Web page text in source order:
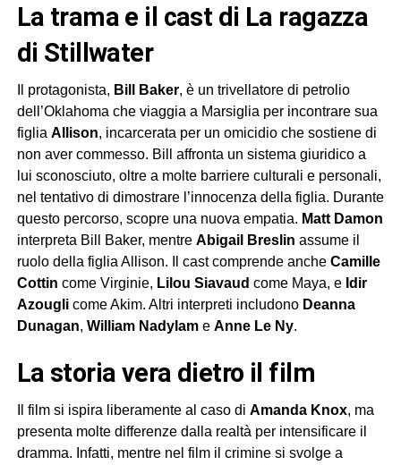
La trama e il cast di La ragazza
di Stillwater
Il protagonista, Bill Baker, è un trivellatore di petrolio
dell’Oklahoma che viaggia a Marsiglia per incontrare sua
figlia Allison, incarcerata per un omicidio che sostiene di
non aver commesso. Bill affronta un sistema giuridico a
lui sconosciuto, oltre a molte barriere culturali e personali,
nel tentativo di dimostrare l’innocenza della figlia. Durante
questo percorso, scopre una nuova empatia. Matt Damon
interpreta Bill Baker, mentre Abigail Breslin assume il
ruolo della figlia Allison. Il cast comprende anche Camille
Cottin come Virginie, Lilou Siavaud come Maya, e Idir
Azouglicome Akim. Altri interpreti includono Deanna
Dunagan, William Nadylame Anne Le Ny.
La storia vera dietro il film
Il film si ispira liberamente al caso di Amanda Knox, ma
presenta molte differenze dalla realtà per intensificare il
dramma. Infatti, mentre nel film il crimine si svolge a